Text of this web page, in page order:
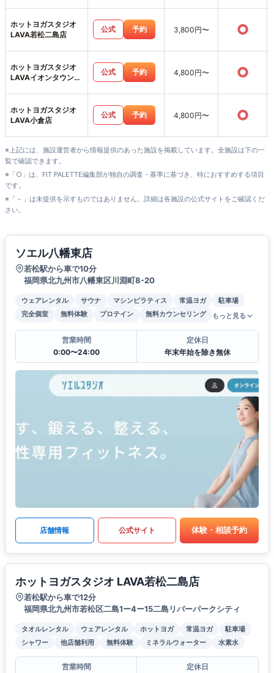
ホットヨガスタジオ
LAVA若松二島店
公式 予約 3,800円〜 ○
ホットヨガスタジオ
LAVAイオンタウン黒
公式 予約 4,800円〜 ○
ホットヨガスタジオ
LAVA小倉店
公式 予約 4,800円〜 ○
※上記には、施設運営者から情報提供のあった施設を掲載しています。全施設は下の一
覧で確認できます。
※「○」は、FIT PALETTE編集部が独自の調査・基準に基づき、特におすすめする項目
です。
※「－」は未提供を示すものではありません。詳細は各施設の公式サイトをご確認くだ
さい。
ソエル八幡東店
若松駅から車で10分
福岡県北九州市八幡東区川淵町8-20
ウェアレンタル サウナ マシンピラティス 常温ヨガ
駐車場
完全個室
無料体験 プロテイン 無料カウンセリング もっと見る
営業時間
0:00〜24:00
定休日
年末年始を除き無休
店舗情報 公式サイト 体験・相談予約
ホットヨガスタジオ LAVA若松二島店
若松駅から車で12分
福岡県北九州市若松区二島1ー4ー15二島リバーパークシティ
タオルレンタル ウェアレンタル ホットヨガ 常温ヨガ
駐車場
シャワー
他店舗利用 無料体験 ミネラルウォーター 水素水
営業時間
定休日